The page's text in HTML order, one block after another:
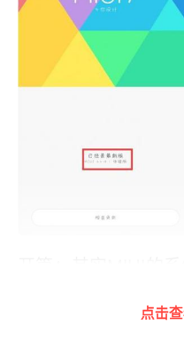
是：稳定版（更新
版（每周五中午推
点击